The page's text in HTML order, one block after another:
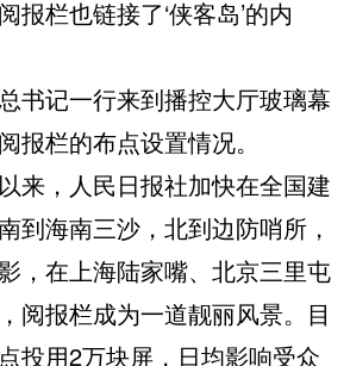
报栏也链接了‘侠客岛’的内
记一行来到播控大厅玻璃幕
报栏的布点设置情况。
，人民日报社加快在全国建
到海南三沙，北到边防哨所，
，在上海陆家嘴、北京三里屯
阅报栏成为一道靓丽风景。目
投用2万块屏，日均影响受众